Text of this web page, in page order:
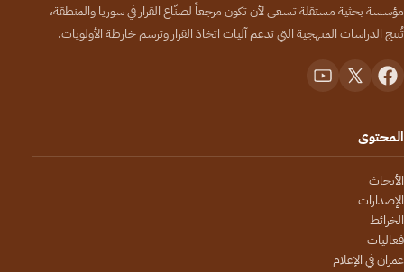
مؤسسة بحثية مستقلة تسعى لأن تكون مرجعاً لصنّاع القرار في سوريا والمنطقة،
تُنتج الدراسات المنهجية التي تدعم آليات اتخاذ القرار وترسم خارطة الأولويات.
المحتوى
الأبحاث
الإصدارات
الخرائط
فعاليات
عمران في الإعلام